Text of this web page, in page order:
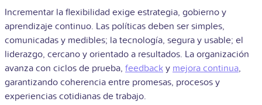
Incrementar la flexibilidad exige estrategia, gobierno y
aprendizaje continuo. Las políticas deben ser simples,
comunicadas y medibles; la tecnología, segura y usable; el
liderazgo, cercano y orientado a resultados. La organización
avanza con ciclos de prueba, feedback y mejora continua,
garantizando coherencia entre promesas, procesos y
experiencias cotidianas de trabajo.